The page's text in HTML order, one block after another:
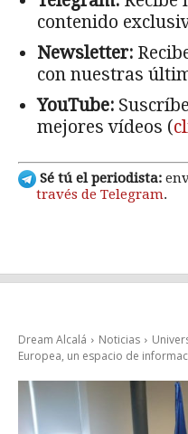
contenido
Newsletter:
con nuestras
YouTube:
mejores vídeos (
Sé tú el periodista:
través de Telegram.